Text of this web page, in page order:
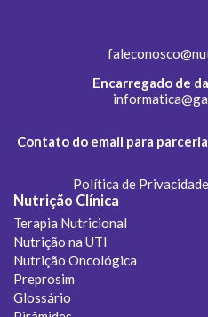
Encarregado de
Contato do email para
Política de Privacidade
Nutrição Clínica
Terapia Nutricional
Nutrição na UTI
Nutrição Oncológica
Preprosim
Glossário